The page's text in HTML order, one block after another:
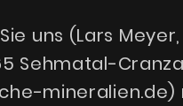
uns (Lars
Sehmatal-